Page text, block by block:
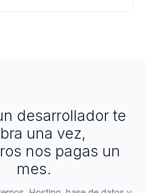
desarrollador te
una vez,
nos pagas un
mes.